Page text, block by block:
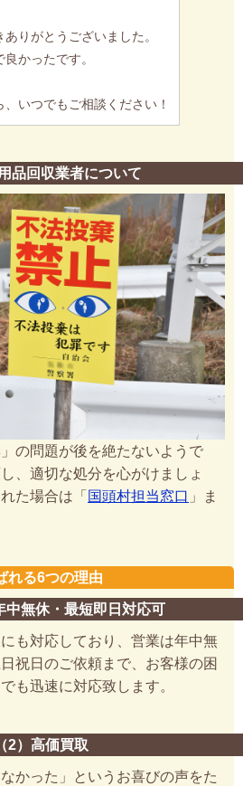
りがとうございました。
かったです。
いつでもご相談ください！
品回収業者について
の問題が後を絶たないようで
、適切な処分を心がけましょ
た場合は「 国頭村担当窓口 」ま
れる6つの理由
中無休・最短即日対応可
も対応しており、営業は年中無
祝日のご依頼まで、お客様の困
も迅速に対応致します。
（2）高価買取
かった」というお喜びの声をた